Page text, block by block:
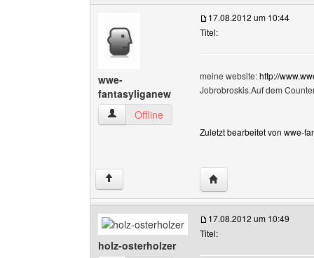
wwe-
fantasyliganew
wwe-fantasyliganew Benutzer-Profile anzeigen
Offline
17.08.2012 um 10:44
Titel:
meine website:http://
Jobrobroskis.Auf dem
Zuletzt bearbeitet von wwe-
↑ Website dieses
holz-osterholzer
17.08.2012 um 10:49
Titel: